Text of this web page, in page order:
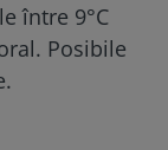
între 9°C
Posibile